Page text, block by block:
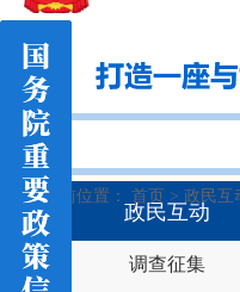
当前位置： 首页 > 政民互
政民互动
调查征集